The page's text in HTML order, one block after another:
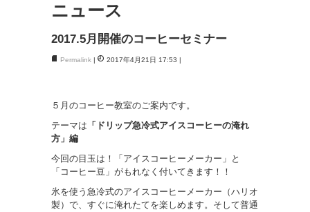
ニュース
2017.5月開催のコーヒーセミナー
Permalink 2017年4月21日 17:53
５月のコーヒー教室のご案内です。
テーマは 「ドリップ急冷式アイスコーヒーの淹れ
方」編
今回の目玉は！「アイスコーヒーメーカー」と
「コーヒー豆」がもれなく付いてきます！！
氷を使う急冷式のアイスコーヒーメーカー（ハリオ
製）で、すぐに淹れたてを楽しめます。そして普通